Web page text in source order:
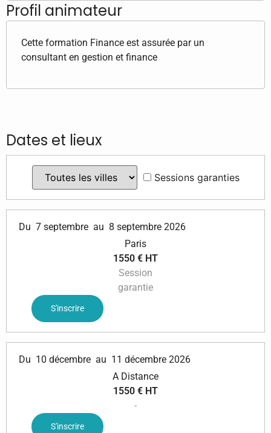
Profil animateur
Cette formation Finance est assurée par un
consultant en gestion et finance
Dates et lieux
Sessions garanties
Du 7 septembre au 8 septembre 2026
Paris
1550 € HT
Session
garantie
S'inscrire
Du 10 décembre au 11 décembre 2026
A Distance
1550 € HT
-
S'inscrire